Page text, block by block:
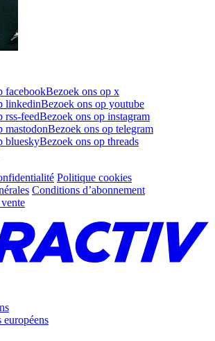
facebookBezoek ons op x
linkedinBezoek ons op youtube
rss-feedBezoek ons op instagram
mastodonBezoek ons op telegram
blueskyBezoek ons op threads
Politique cookies
Conditions d’abonnement
européens